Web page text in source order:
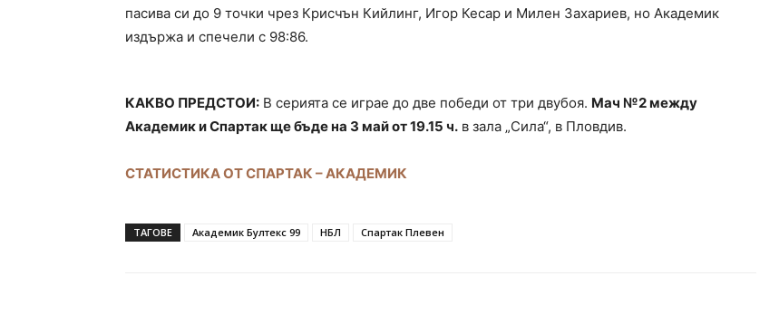
пасива си до 9 точки чрез Крисчън Кийлинг, Игор Кесар и Милен Захариев, но Академик
издържа и спечели с 98:86.
КАКВО ПРЕДСТОИ: В серията се играе до две победи от три двубоя. Мач №2 между
Академик и Спартак ще бъде на 3 май от 19.15 ч. в зала „Сила“, в Пловдив.
СТАТИСТИКА ОТ СПАРТАК – АКАДЕМИК
ТАГОВЕ Академик Бултекс 99 НБЛ Спартак Плевен